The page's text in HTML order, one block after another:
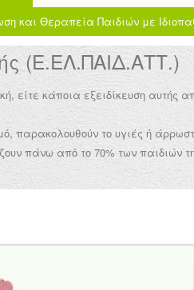
και Θεραπεία Παιδιών με
(Ε.ΕΛ.ΠΑΙΔ.ΑΤΤ.)
είτε κάποια εξειδίκευση αυτής
παρακολουθούν το υγιές ή
πάνω από το 70% των παιδιών